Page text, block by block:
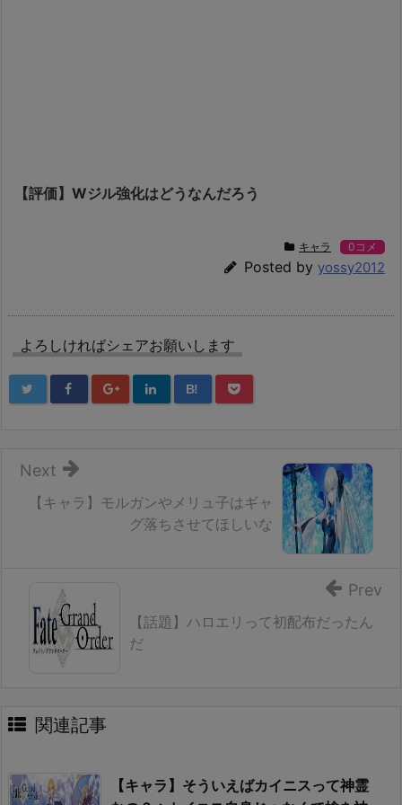
【評価】Wジル強化はどうなんだろう
キャラ 0コメ
Posted by yossy2012
よろしければシェアお願いします
B!
【キャラ】モルガンやメリュ子はギャ
グ落ちさせてほしいな
Next
【話題】ハロエリって初配布だったん
だ
Prev
関連記事
【キャラ】そういえばカイニスって神霊